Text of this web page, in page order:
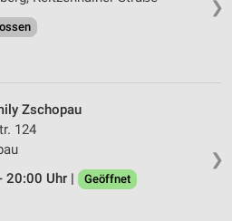
❯
❯
Zschopau
124
20:00 Uhr |
Geöffnet